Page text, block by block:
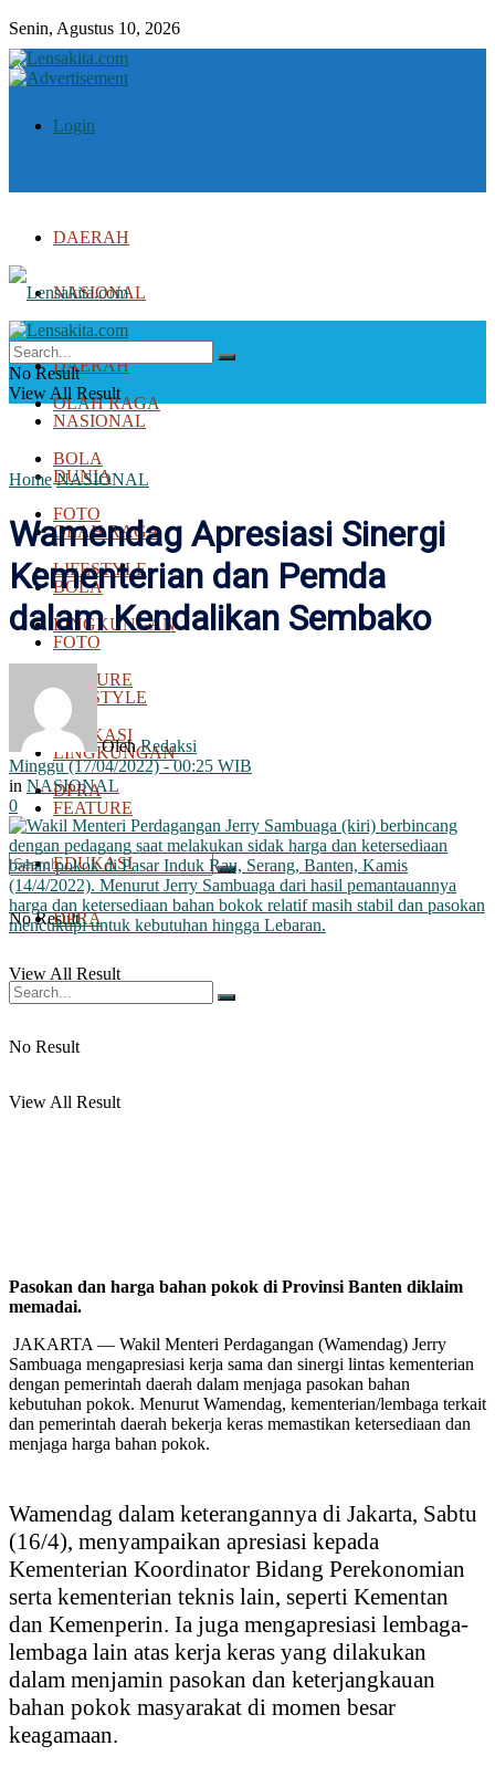
Senin, Agustus 10, 2026
Login
DAERAH
NASIONAL
DUNIA
OLAH RAGA
BOLA
FOTO
LIFESTYLE
LINGKUNGAN
FEATURE
EDUKASI
DPRA
No Result
View All Result
DAERAH
NASIONAL
DUNIA
OLAH RAGA
BOLA
FOTO
LIFESTYLE
LINGKUNGAN
FEATURE
EDUKASI
DPRA
No Result
View All Result
No Result
View All Result
Home NASIONAL
Wamendag Apresiasi Sinergi
Kementerian dan Pemda
dalam Kendalikan Sembako
Oleh Redaksi
Minggu (17/04/2022) - 00:25 WIB
in NASIONAL
0
Pasokan dan harga bahan pokok di Provinsi Banten diklaim
memadai.
JAKARTA — Wakil Menteri Perdagangan (Wamendag) Jerry
Sambuaga mengapresiasi kerja sama dan sinergi lintas kementerian
dengan pemerintah daerah dalam menjaga pasokan bahan
kebutuhan pokok. Menurut Wamendag, kementerian/lembaga terkait
dan pemerintah daerah bekerja keras memastikan ketersediaan dan
menjaga harga bahan pokok.
Wamendag dalam keterangannya di Jakarta, Sabtu
(16/4), menyampaikan apresiasi kepada
Kementerian Koordinator Bidang Perekonomian
serta kementerian teknis lain, seperti Kementan
dan Kemenperin. Ia juga mengapresiasi lembaga-
lembaga lain atas kerja keras yang dilakukan
dalam menjamin pasokan dan keterjangkauan
bahan pokok masyarakat di momen besar
keagamaan.